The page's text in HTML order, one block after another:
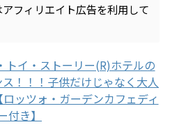
アフィリエイト広告を利用して
トイ・ストーリー(R)ホテルの
！！！子供だけじゃなく大人
ッツォ・ガーデンカフェディ
付き】